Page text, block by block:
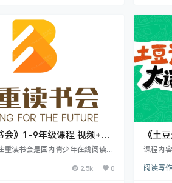
文坛装
家诵读
光与色
会》1-9年级课程 视频+电
重读书会是国内青少年在线阅读课
孩子科学制定学习计划，精选海量
2.5k 0
《土
共140
课程内
明白了
阅读写作